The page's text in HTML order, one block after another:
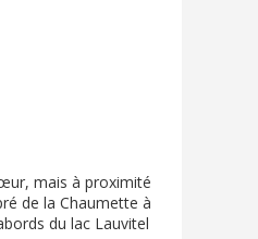
mais à proximité
de la Chaumette à
du lac Lauvitel